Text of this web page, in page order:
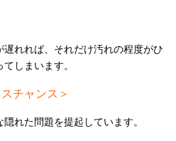
れれば、それだけ汚れの程度がひ
しまいます。
チャンス＞
れた問題を提起しています。